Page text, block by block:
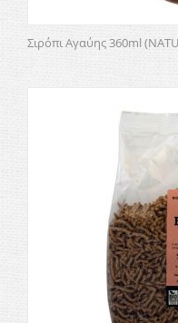
Σιρόπι Αγαύης 360ml